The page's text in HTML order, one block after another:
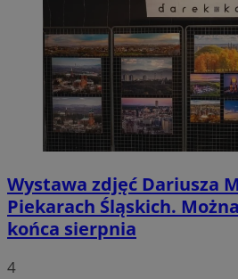
Wystawa zdjęć Dariusza
Piekarach Śląskich.
końca sierpnia
4